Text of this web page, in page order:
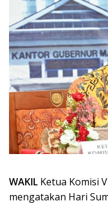
WAKIL Ketua Komisi
mengatakan Hari